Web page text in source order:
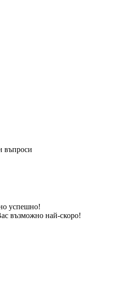
въпроси
успешно!
възможно най-скоро!